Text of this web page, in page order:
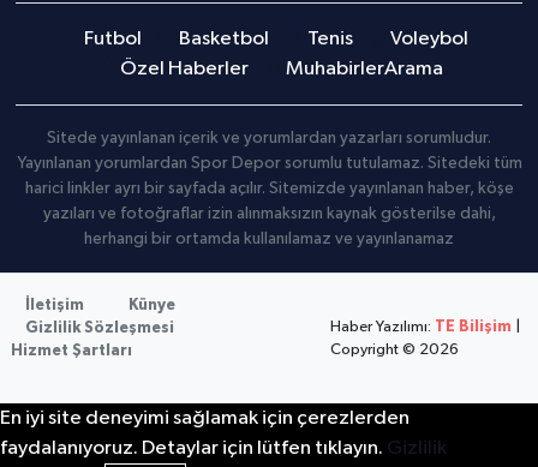
Futbol Basketbol Tenis
Voleybol
Özel Haberler
MuhabirlerArama
Sitede yayınlanan içerik ve yorumlardan yazarları sorumludur.
Yayınlanan yorumlardan Spor Depor sorumlu tutulamaz. Sitedeki tüm
harici linkler ayrı bir sayfada açılır. Sitemizde yayınlanan haber, köşe
yazıları ve fotoğraflar izin alınmaksızın kaynak gösterilse dahi,
herhangi bir ortamda kullanılamaz ve yayınlanamaz
İletişim
Künye
Gizlilik Sözleşmesi
Hizmet Şartları
Haber Yazılımı: TE Bilişim
Copyright © 2026
En iyi site deneyimi sağlamak için çerezlerden
faydalanıyoruz. Detaylar için lütfen tıklayın. Gizlilik